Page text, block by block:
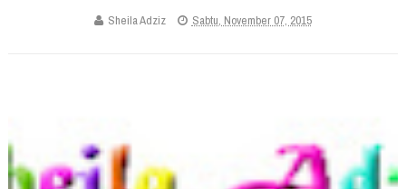
Sheila Adziz Sabtu, November 07, 2015